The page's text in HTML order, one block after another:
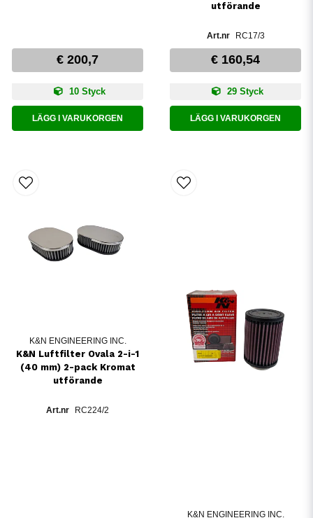
€ 200,7
10 Styck
LÄGG I VARUKORGEN
utförande
RC17/3
€ 160,54
29 Styck
LÄGG I VARUKORGEN
K&N ENGINEERING INC.
K&N Luftfilter Ovala 2-i-1
(40 mm) 2-pack Kromat
utförande
RC224/2
K&N ENGINEERING INC.